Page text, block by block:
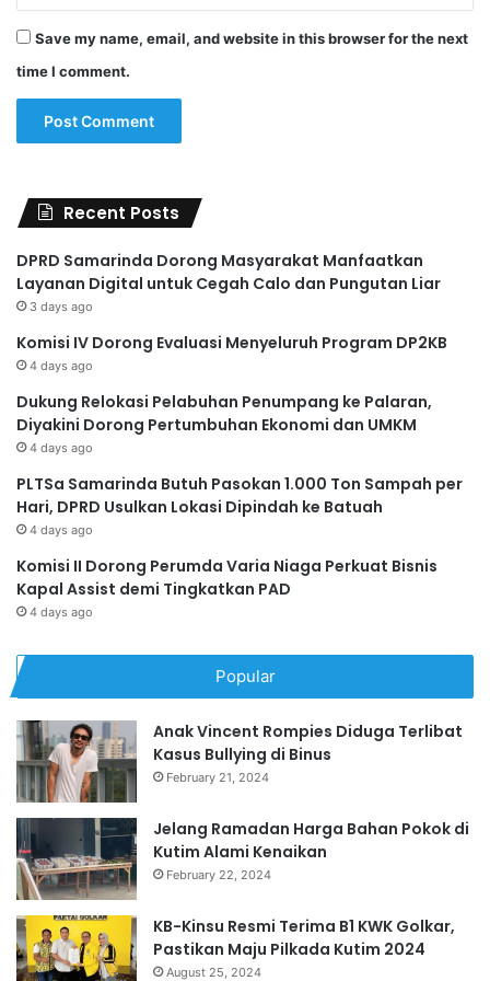
Save my name, email, and website in this browser for the next
time I comment.
Recent Posts
DPRD Samarinda Dorong Masyarakat Manfaatkan
Layanan Digital untuk Cegah Calo dan Pungutan Liar
3 days ago
Komisi IV Dorong Evaluasi Menyeluruh Program DP2KB
4 days ago
Dukung Relokasi Pelabuhan Penumpang ke Palaran,
Diyakini Dorong Pertumbuhan Ekonomi dan UMKM
4 days ago
PLTSa Samarinda Butuh Pasokan 1.000 Ton Sampah per
Hari, DPRD Usulkan Lokasi Dipindah ke Batuah
4 days ago
Komisi II Dorong Perumda Varia Niaga Perkuat Bisnis
Kapal Assist demi Tingkatkan PAD
4 days ago
Popular
Anak Vincent Rompies Diduga Terlibat
Kasus Bullying di Binus
February 21, 2024
Jelang Ramadan Harga Bahan Pokok di
Kutim Alami Kenaikan
February 22, 2024
KB-Kinsu Resmi Terima B1 KWK Golkar,
Pastikan Maju Pilkada Kutim 2024
August 25, 2024